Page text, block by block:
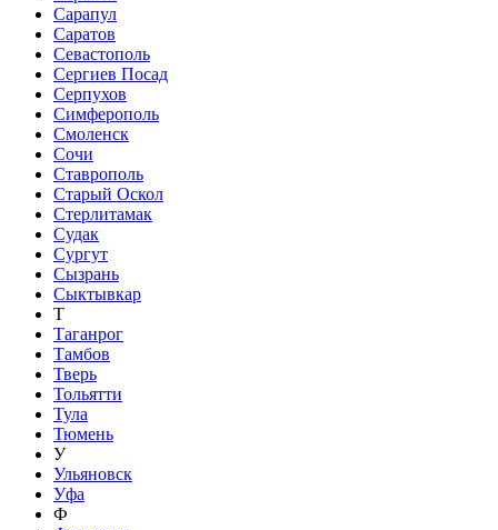
Сарапул
Саратов
Севастополь
Сергиев Посад
Серпухов
Симферополь
Смоленск
Сочи
Ставрополь
Старый Оскол
Стерлитамак
Судак
Сургут
Сызрань
Сыктывкар
Т
Таганрог
Тамбов
Тверь
Тольятти
Тула
Тюмень
У
Ульяновск
Уфа
Ф